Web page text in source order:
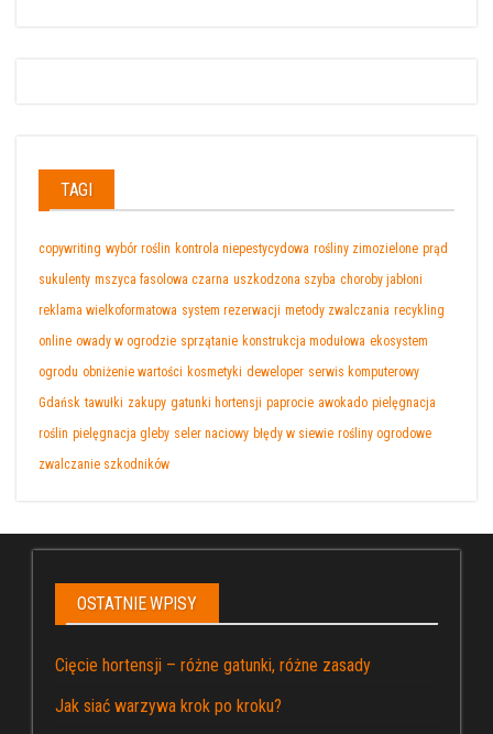
TAGI
copywriting wybór roślin kontrola niepestycydowa rośliny zimozielone prąd
sukulenty mszyca fasolowa czarna uszkodzona szyba choroby jabłoni
reklama wielkoformatowa system rezerwacji metody zwalczania recykling
online owady w ogrodzie sprzątanie konstrukcja modułowa ekosystem
ogrodu obniżenie wartości kosmetyki deweloper serwis komputerowy
Gdańsk tawułki zakupy gatunki hortensji paprocie awokado pielęgnacja
roślin pielęgnacja gleby seler naciowy błędy w siewie rośliny ogrodowe
zwalczanie szkodników
OSTATNIE WPISY
Cięcie hortensji – różne gatunki, różne zasady
Jak siać warzywa krok po kroku?